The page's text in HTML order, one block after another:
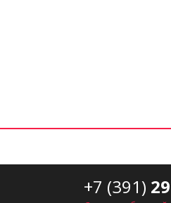
+7 (391)